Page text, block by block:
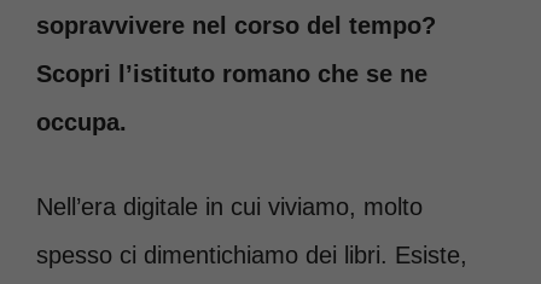
sopravvivere nel corso del tempo?
Scopri l’istituto romano che se ne
occupa.
Nell’era digitale in cui viviamo, molto
spesso ci dimentichiamo dei libri. Esiste,